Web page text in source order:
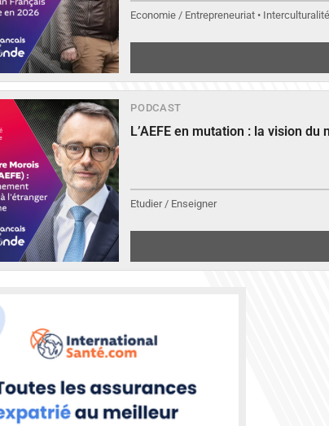
Economie / Entrepreneuriat •
PODCAST
L’AEFE en mutation : la vision
Etudier / Enseigner